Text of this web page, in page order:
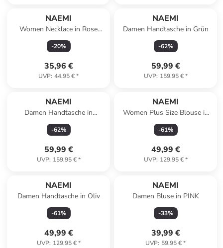
NAEMI
Women Necklace in Rose
Gold
-20%
35,96 €
UVP: 44,95 €*
NAEMI
Damen Handtasche in Grün
-62%
59,99 €
UVP: 159,95 €*
NAEMI
Damen Handtasche in
Schwarz
-62%
59,99 €
UVP: 159,95 €*
NAEMI
Women Plus Size Blouse in
Black
-61%
49,99 €
UVP: 129,95 €*
NAEMI
Damen Handtasche in Oliv
-61%
49,99 €
UVP: 129,95 €*
NAEMI
Damen Bluse in PINK
-33%
39,99 €
UVP: 59,95 €*